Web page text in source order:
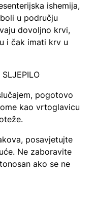
ishemija,
u području
dovoljno krvi,
i čak imati krv u
pogotovo
kao vrtoglavicu
posavjetujte
Ne zaboravite
ako se ne